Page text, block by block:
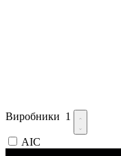
Виробники 1
AIC